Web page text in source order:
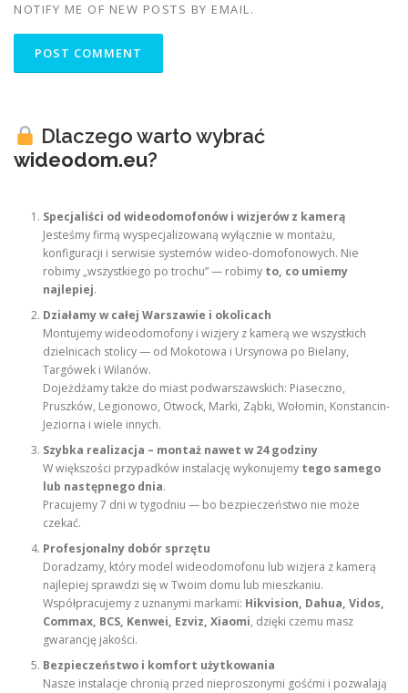
NOTIFY ME OF NEW POSTS BY EMAIL.
Dlaczego warto wybrać
wideodom.eu?
Specjaliści od wideodomofonów i wizjerów z kamerą
Jesteśmy firmą wyspecjalizowaną wyłącznie w montażu,
konfiguracji i serwisie systemów wideo-domofonowych. Nie
robimy „wszystkiego po trochu” — robimy to, co umiemy
najlepiej.
Działamy w całej Warszawie i okolicach
Montujemy wideodomofony i wizjery z kamerą we wszystkich
dzielnicach stolicy — od Mokotowa i Ursynowa po Bielany,
Targówek i Wilanów.
Dojeżdżamy także do miast podwarszawskich: Piaseczno,
Pruszków, Legionowo, Otwock, Marki, Ząbki, Wołomin, Konstancin-
Jeziorna i wiele innych.
Szybka realizacja – montaż nawet w 24 godziny
W większości przypadków instalację wykonujemy tego samego
lub następnego dnia.
Pracujemy 7 dni w tygodniu — bo bezpieczeństwo nie może
czekać.
Profesjonalny dobór sprzętu
Doradzamy, który model wideodomofonu lub wizjera z kamerą
najlepiej sprawdzi się w Twoim domu lub mieszkaniu.
Współpracujemy z uznanymi markami: Hikvision, Dahua, Vidos,
Commax, BCS, Kenwei, Ezviz, Xiaomi, dzięki czemu masz
gwarancję jakości.
Bezpieczeństwo i komfort użytkowania
Nasze instalacje chronią przed nieproszonymi gośćmi i pozwalają